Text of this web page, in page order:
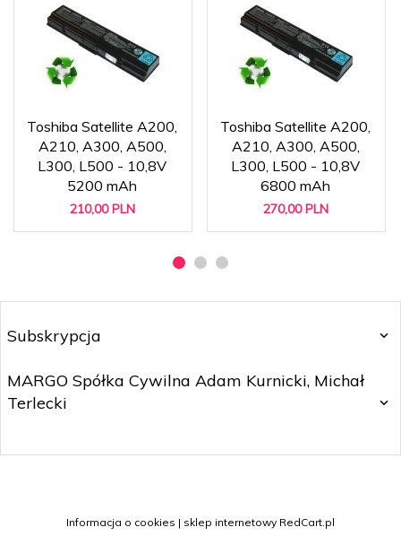
Toshiba Satellite A200,
A210, A300, A500,
L300, L500 - 10,8V
5200 mAh
210,00 PLN
Toshiba Satellite A200,
A210, A300, A500,
L300, L500 - 10,8V
6800 mAh
270,00 PLN
Subskrypcja
MARGO Spółka Cywilna Adam Kurnicki, Michał
Terlecki
Informacja o cookies | sklep internetowy RedCart.pl